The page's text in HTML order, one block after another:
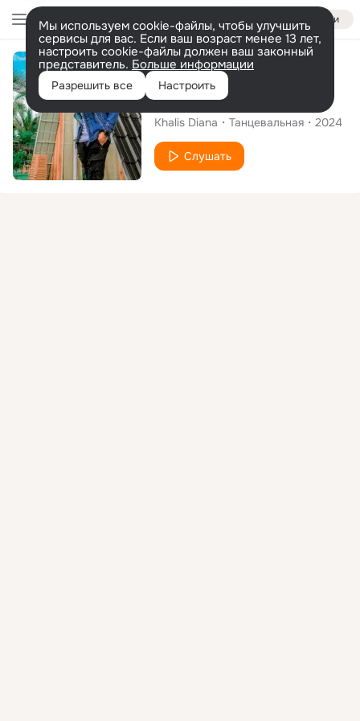
Войти
Мы используем cookie-файлы, чтобы улучшить
сервисы для вас. Если ваш возраст менее 13 лет,
настроить cookie-файлы должен ваш законный
представитель. Больше информации
Разрешить все Настроить
Сингл
Diana Remix
Khalis Diana Танцевальная 2024
Слушать